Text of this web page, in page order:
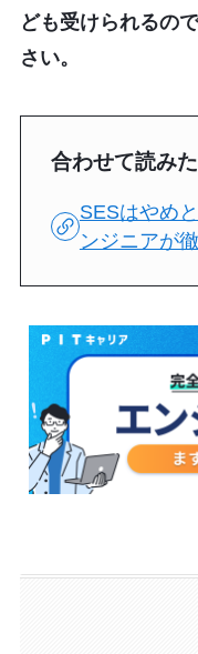
ども受けられるの
さい。
合わせて読み
SESはやめ
ンジニアが